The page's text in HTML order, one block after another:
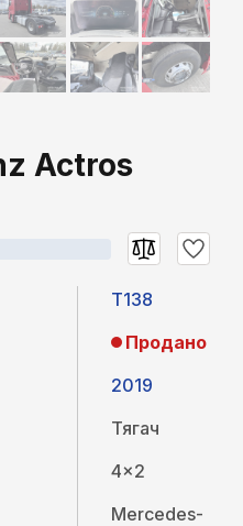
Actros
T138
Продано
2019
Тягач
4x2
Mercedes-